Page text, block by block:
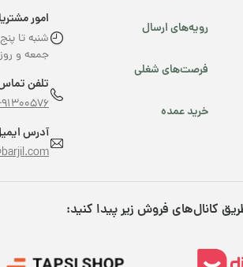
رویه‌های ارسال
فرصت‌های شغلی
خرید عمده
امور
شنبه تا
جمعه و روزهای
تلفن
91300576
آدرس
کانال‌های فروش زیر پیدا کنید: